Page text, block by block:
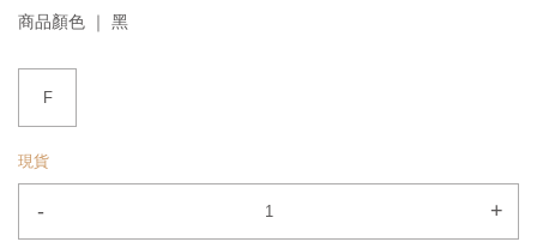
商品顏色 ｜ 黑
F
現貨
- +